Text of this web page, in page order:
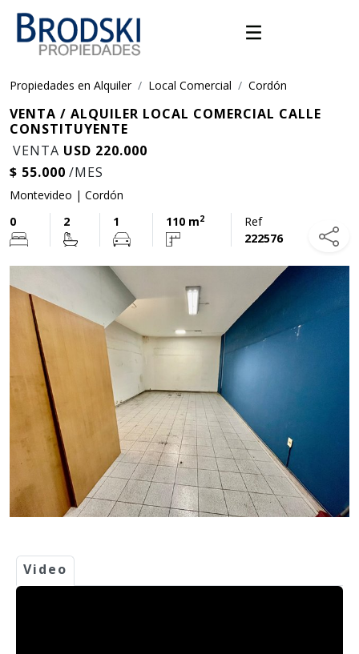
Propiedades en Alquiler Local Comercial Cordón
VENTA / ALQUILER LOCAL COMERCIAL CALLE
CONSTITUYENTE
VENTA USD 220.000
$ 55.000 /MES
Montevideo | Cordón
0
2 1 110 m2
Ref
222576
Video